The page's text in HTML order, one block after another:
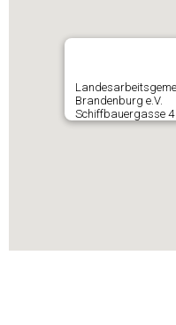
Brandenburg e.V.
Schiffbauergasse